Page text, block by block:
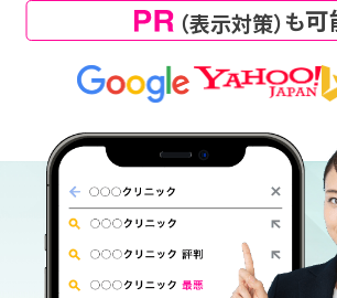
（表示対策）も可